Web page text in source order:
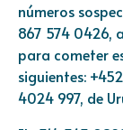
números
867 574 0426,
para cometer
siguientes:
4024 997, de